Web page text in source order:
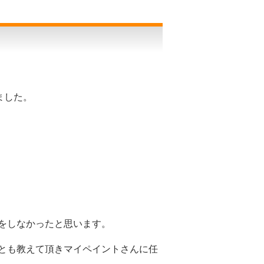
た。
なかったと思います。
も教えて頂きマイペイントさんに任